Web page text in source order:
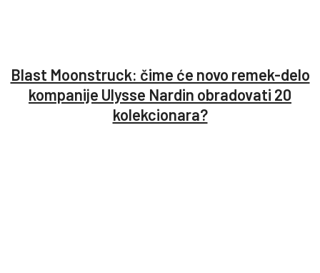
Blast Moonstruck: čime će novo remek-delo
kompanije Ulysse Nardin obradovati 20
kolekcionara?